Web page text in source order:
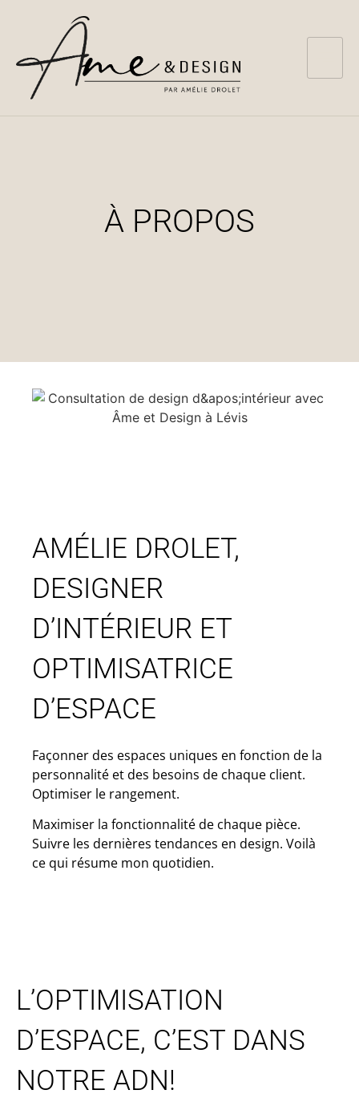
À PROPOS
AMÉLIE DROLET,
DESIGNER
D’INTÉRIEUR ET
OPTIMISATRICE
D’ESPACE
Façonner des espaces uniques en fonction de la
personnalité et des besoins de chaque client.
Optimiser le rangement.
Maximiser la fonctionnalité de chaque pièce.
Suivre les dernières tendances en design. Voilà
ce qui résume mon quotidien.
L’OPTIMISATION
D’ESPACE, C’EST DANS
NOTRE ADN!